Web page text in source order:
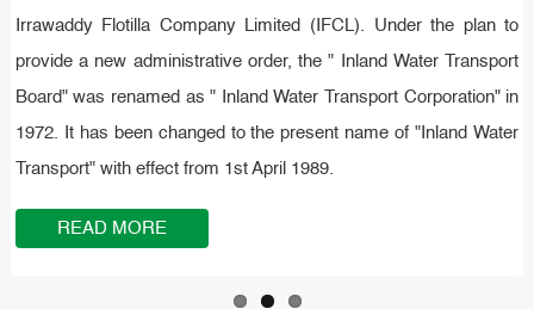
Irrawaddy Flotilla Company Limited (IFCL). Under the plan to
provide a new administrative order, the " Inland Water Transport
Board" was renamed as " Inland Water Transport Corporation" in
1972. It has been changed to the present name of "Inland Water
Transport" with effect from 1st April 1989.
READ MORE
Irrawaddy Flotilla Company Limited (IFCL). Under the plan to
provide a new administrative order, the " Inland Water Transport
Board" was renamed as " Inland Water Transport Corporation" in
1972. It has been changed to the present name of "Inland Water
Transport" with effect from 1st April 1989.
READ MORE
Irrawaddy Flotilla Company Limited (IFCL). Under the plan to
provide a new administrative order, the " Inland Water Transport
Board" was renamed as " Inland Water Transport Corporation" in
1972. It has been changed to the present name of "Inland Water
Transport" with effect from 1st April 1989.
READ MORE